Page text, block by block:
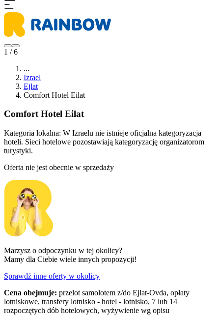
1 / 6
...
Izrael
Ejlat
Comfort Hotel Eilat
Comfort Hotel Eilat
Kategoria lokalna: W Izraelu nie istnieje oficjalna kategoryzacja
hoteli. Sieci hotelowe pozostawiają kategoryzację organizatorom
turystyki.
Oferta nie jest obecnie w sprzedaży
Marzysz o odpoczynku w tej okolicy?
Mamy dla Ciebie wiele innych propozycji!
Sprawdź inne oferty w okolicy
Cena obejmuje: przelot samolotem z/do Ejlat-Ovda, opłaty
lotniskowe, transfery lotnisko - hotel - lotnisko, 7 lub 14
rozpoczętych dób hotelowych, wyżywienie wg opisu